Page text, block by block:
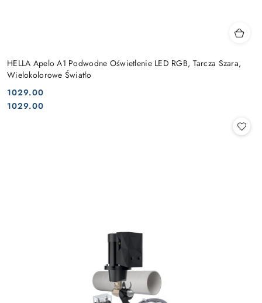
HELLA Apelo A1 Podwodne Oświetlenie LED RGB, Tarcza Szara,
Wielokolorowe Światło
Cena:
1029.00
Cena:
1029.00